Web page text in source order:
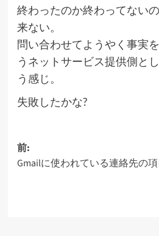
終わったのか終わってない
来ない。
問い合わせてようやく事実
うネットサービス提供側と
う感じ。
失敗したかな?
投
稿
前:
Gmailに使われている連絡先の